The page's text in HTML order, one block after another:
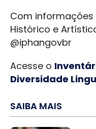
Com
Histórico e
@iphangovbr
Acesse o
Diversidade
SAIBA MAIS